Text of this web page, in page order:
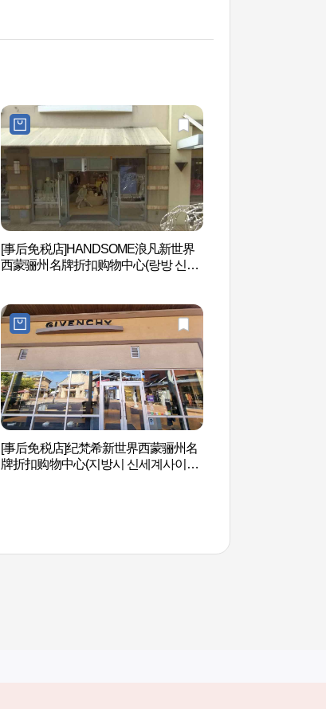
[事后免税店]HANDSOME浪凡新世界
西蒙骊州名牌折扣购物中心(랑방 신세
[事后免税店]纪梵希新世界西蒙骊州名
牌折扣购物中心(지방시 신세계사이먼